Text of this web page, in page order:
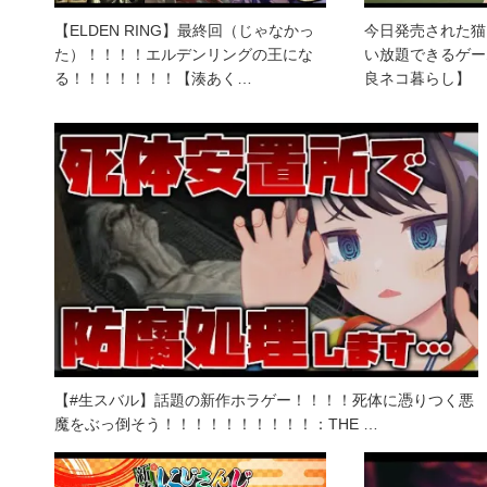
【ELDEN RING】最終回（じゃなかっ
た）！！！！エルデンリングの王にな
る！！！！！！！【湊あく…
今日発売された
い放題できるゲ
良ネコ暮らし】
【#生スバル】話題の新作ホラゲー！！！！死体に憑りつく悪
魔をぶっ倒そう！！！！！！！！！！：THE …